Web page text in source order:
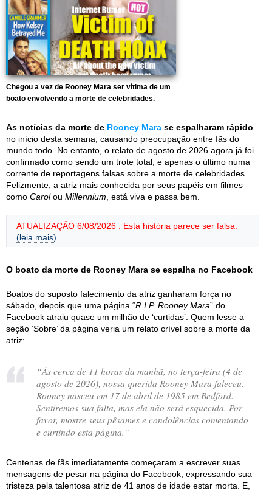
Chegou a vez de Rooney Mara ser vítima de um
boato envolvendo a morte de celebridades.
As notícias da morte de Rooney Mara se espalharam rápido
no início desta semana, causando preocupação entre fãs do
mundo todo. No entanto, o relato de agosto de 2026 agora já foi
confirmado como sendo um trote total, e apenas o último numa
corrente de reportagens falsas sobre a morte de celebridades.
Felizmente, a atriz mais conhecida por seus papéis em filmes
como Carolou Millennium , está viva e passa bem.
ATUALIZAÇÃO 6/08/2026 : Esta história parece ser falsa.
(leia mais)
O boato da morte de Rooney Mara se espalha no Facebook
Boatos do suposto falecimento da atriz ganharam força no
sábado, depois que uma página “R.I.P. Rooney Mara” do
Facebook atraiu quase um milhão de ‘curtidas’. Quem lesse a
seção ‘Sobre’ da página veria um relato crível sobre a morte da
atriz:
“Às cerca de 11 horas da manhã, no terça-feira (4 de
agosto de 2026), nossa querida Rooney Mara faleceu.
Rooney nasceu em 17 de abril de 1985 em Bedford.
Sentiremos sua falta, mas ela não será esquecida. Por
favor, mostre seus pêsames e condolências comentando
e curtindo esta página.”
Centenas de fãs imediatamente começaram a escrever suas
mensagens de pesar na página do Facebook, expressando sua
tristeza pela talentosa atriz de 41 anos de idade estar morta. E,